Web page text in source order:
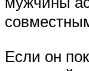
Если он